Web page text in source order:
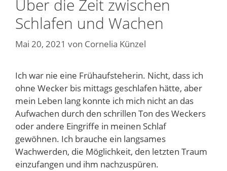
Über die Zeit zwischen
Schlafen und Wachen
Mai 20, 2021 von Cornelia Künzel
Ich war nie eine Frühaufsteherin. Nicht, dass ich
ohne Wecker bis mittags geschlafen hätte, aber
mein Leben lang konnte ich mich nicht an das
Aufwachen durch den schrillen Ton des Weckers
oder andere Eingriffe in meinen Schlaf
gewöhnen. Ich brauche ein langsames
Wachwerden, die Möglichkeit, den letzten Traum
einzufangen und ihm nachzuspüren.